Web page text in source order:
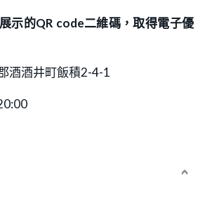
示的QR code二維碼，取得電子優
酒酒井町飯積2-4-1